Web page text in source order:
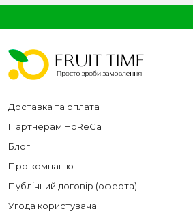
Доставка та оплата
Партнерам HoReCa
Блог
Про компанію
Публічний договір (оферта)
Угода користувача